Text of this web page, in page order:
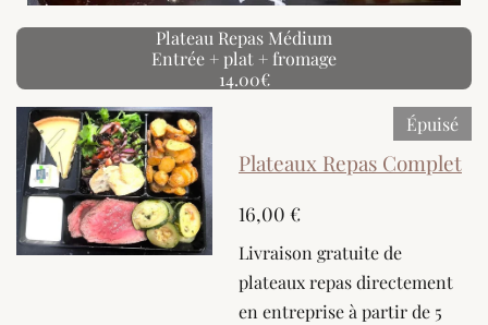
Plateau Repas Médium
Entrée + plat + fromage
14.00€
Épuisé
Plateaux Repas Complet
16,00 €
Livraison gratuite de
plateaux repas directement
en entreprise à partir de 5